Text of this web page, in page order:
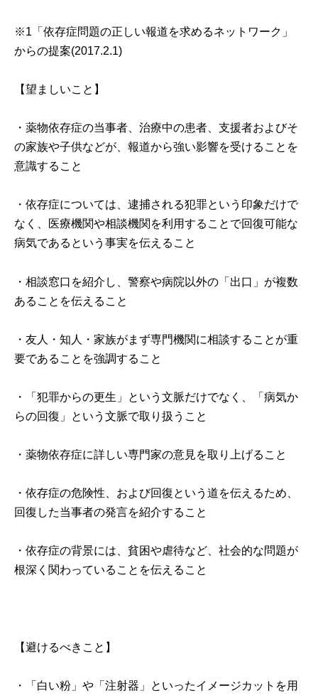
※1「依存症問題の正しい報道を求めるネットワーク」
からの提案(2017.2.1)
【望ましいこと】
・薬物依存症の当事者、治療中の患者、支援者およびそ
の家族や子供などが、報道から強い影響を受けることを
意識すること
・依存症については、逮捕される犯罪という印象だけで
なく、医療機関や相談機関を利用することで回復可能な
病気であるという事実を伝えること
・相談窓口を紹介し、警察や病院以外の「出口」が複数
あることを伝えること
・友人・知人・家族がまず専門機関に相談することが重
要であることを強調すること
・「犯罪からの更生」という文脈だけでなく、「病気か
らの回復」という文脈で取り扱うこと
・薬物依存症に詳しい専門家の意見を取り上げること
・依存症の危険性、および回復という道を伝えるため、
回復した当事者の発言を紹介すること
・依存症の背景には、貧困や虐待など、社会的な問題が
根深く関わっていることを伝えること
【避けるべきこと】
・「白い粉」や「注射器」といったイメージカットを用